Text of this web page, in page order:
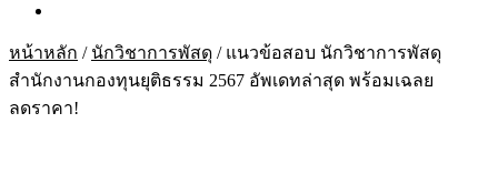
หน้าหลัก / นักวิชาการพัสดุ / แนวข้อสอบ นักวิชาการพัสดุ
สำนักงานกองทุนยุติธรรม 2567 อัพเดทล่าสุด พร้อมเฉลย
ลดราคา!